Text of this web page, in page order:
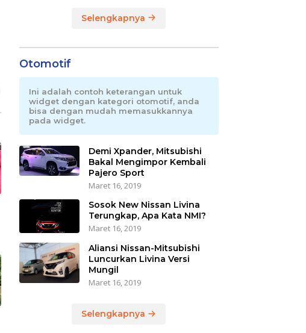
Selengkapnya
Otomotif
Ini adalah contoh keterangan untuk
widget dengan kategori otomotif, anda
bisa dengan mudah memasukkannya
pada widget.
Demi Xpander, Mitsubishi
Bakal Mengimpor Kembali
Pajero Sport
Maret 16, 2019
Sosok New Nissan Livina
Terungkap, Apa Kata NMI?
Maret 16, 2019
Aliansi Nissan-Mitsubishi
Luncurkan Livina Versi
Mungil
Maret 16, 2019
Selengkapnya